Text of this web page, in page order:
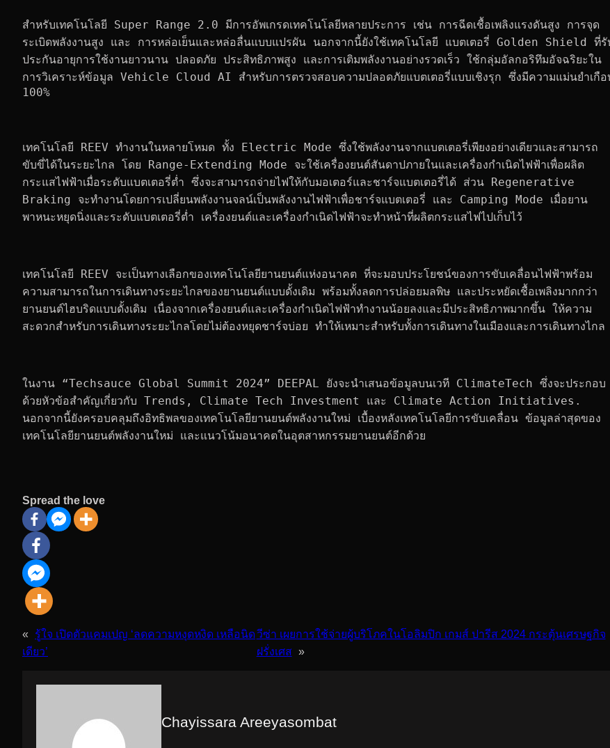
เทคโนโลยี REEV ซึ่งเปิดตัวแล้วในประเทศจีน ได้รับผลตอบรับที่ดีเยี่ยมจากการใช้เทคโนโลยี Super Range 2.0 ซึ่งเป็น
ระบบ REEV ขั้นสูงล่าสุด มาพร้อมกับประสิทธิภาพที่สูงขึ้นและระยะการขับขี่ที่ยาวนานกว่าเดิมด้วยนวัตกรรมจากเทคโนโลยี
อันล้ำสมัย
สำหรับเทคโนโลยี Super Range 2.0 มีการอัพเกรดเทคโนโลยีหลายประการ เช่น การฉีดเชื้อเพลิงแรงดันสูง การจุด
ระเบิดพลังงานสูง และ การหล่อเย็นและหล่อลื่นแบบแปรผัน นอกจากนี้ยังใช้เทคโนโลยี แบตเตอรี่ Golden Shield ที่รับ
ประกันอายุการใช้งานยาวนาน ปลอดภัย ประสิทธิภาพสูง และการเติมพลังงานอย่างรวดเร็ว ใช้กลุ่มอัลกอริทึมอัจฉริยะใน
การวิเคราะห์ข้อมูล Vehicle Cloud AI สำหรับการตรวจสอบความปลอดภัยแบตเตอรี่แบบเชิงรุก ซึ่งมีความแม่นยำเกือบ
100%
เทคโนโลยี REEV ทำงานในหลายโหมด ทั้ง Electric Mode ซึ่งใช้พลังงานจากแบตเตอรี่เพียงอย่างเดียวและสามารถ
ขับขี่ได้ในระยะไกล โดย Range-Extending Mode จะใช้เครื่องยนต์สันดาปภายในและเครื่องกำเนิดไฟฟ้าเพื่อผลิต
กระแสไฟฟ้าเมื่อระดับแบตเตอรี่ต่ำ ซึ่งจะสามารถจ่ายไฟให้กับมอเตอร์และชาร์จแบตเตอรี่ได้ ส่วน Regenerative
Braking จะทำงานโดยการเปลี่ยนพลังงานจลน์เป็นพลังงานไฟฟ้าเพื่อชาร์จแบตเตอรี่ และ Camping Mode เมื่อยาน
พาหนะหยุดนิ่งและระดับแบตเตอรี่ต่ำ เครื่องยนต์และเครื่องกำเนิดไฟฟ้าจะทำหน้าที่ผลิตกระแสไฟไปเก็บไว้
เทคโนโลยี REEV จะเป็นทางเลือกของเทคโนโลยียานยนต์แห่งอนาคต ที่จะมอบประโยชน์ของการขับเคลื่อนไฟฟ้าพร้อม
ความสามารถในการเดินทางระยะไกลของยานยนต์แบบดั้งเดิม พร้อมทั้งลดการปล่อยมลพิษ และประหยัดเชื้อเพลิงมากกว่า
ยานยนต์ไฮบริดแบบดั้งเดิม เนื่องจากเครื่องยนต์และเครื่องกำเนิดไฟฟ้าทำงานน้อยลงและมีประสิทธิภาพมากขึ้น ให้ความ
สะดวกสำหรับการเดินทางระยะไกลโดยไม่ต้องหยุดชาร์จบ่อย ทำให้เหมาะสำหรับทั้งการเดินทางในเมืองและการเดินทางไกล
ในงาน “Techsauce Global Summit 2024” DEEPAL ยังจะนำเสนอข้อมูลบนเวที ClimateTech ซึ่งจะประกอบ
ด้วยหัวข้อสำคัญเกี่ยวกับ Trends, Climate Tech Investment และ Climate Action Initiatives.
นอกจากนี้ยังครอบคลุมถึงอิทธิพลของเทคโนโลยียานยนต์พลังงานใหม่ เบื้องหลังเทคโนโลยีการขับเคลื่อน ข้อมูลล่าสุดของ
เทคโนโลยียานยนต์พลังงานใหม่ และแนวโน้มอนาคตในอุตสาหกรรมยานยนต์อีกด้วย